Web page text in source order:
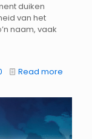
duiken
van het
naam, vaak
Read more